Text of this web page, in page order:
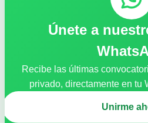
Únete a
Recibe las últimas
privado, directamente en tu
Unirme